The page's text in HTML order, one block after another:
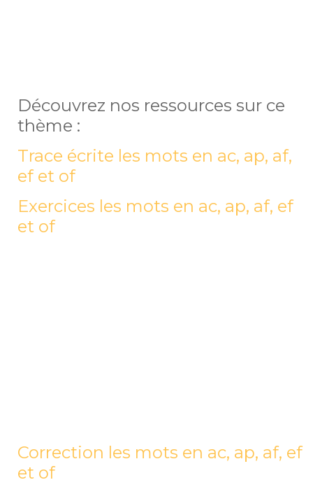
Découvrez nos ressources sur ce
thème :
Trace écrite les mots en ac, ap, af,
ef et of
Exercices les mots en ac, ap, af, ef
et of
Correction les mots en ac, ap, af, ef
et of